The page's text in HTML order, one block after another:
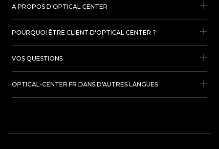
A PROPOS D'OPTICAL CENTER
POURQUOI ÊTRE CLIENT D'OPTICAL CENTER ?
VOS QUESTIONS
OPTICAL-CENTER.FR DANS D'AUTRES LANGUES